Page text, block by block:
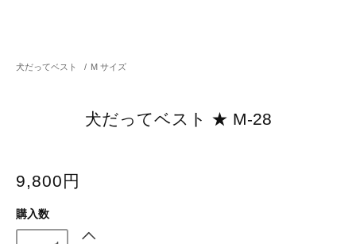
犬だってベスト / M サイズ
犬だってベスト ★ M-28
9,800円
購入数